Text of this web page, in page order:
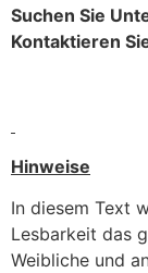
Suchen Sie
Kontaktieren
Hinweise
In diesem Text
Lesbarkeit das
Weibliche und